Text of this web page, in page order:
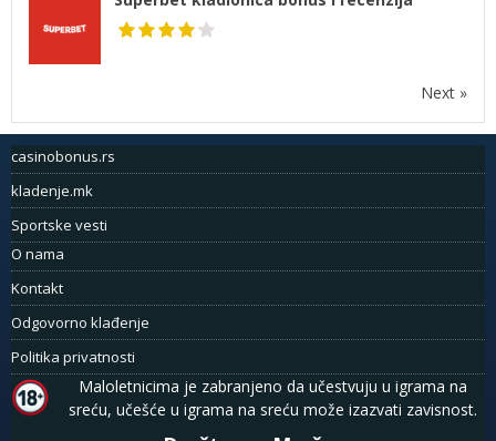
Next »
casinobonus.rs
kladenje.mk
Sportske vesti
O nama
Kontakt
Odgovorno klađenje
Politika privatnosti
Maloletnicima je zabranjeno da učestvuju u igrama na
sreću, učešće u igrama na sreću može izazvati zavisnost.